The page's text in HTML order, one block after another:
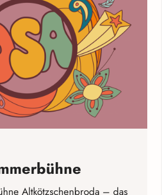
Altkötzschenbroda – das